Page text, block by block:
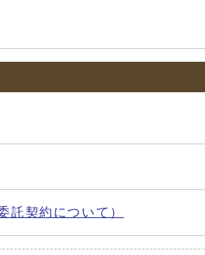
契約について）